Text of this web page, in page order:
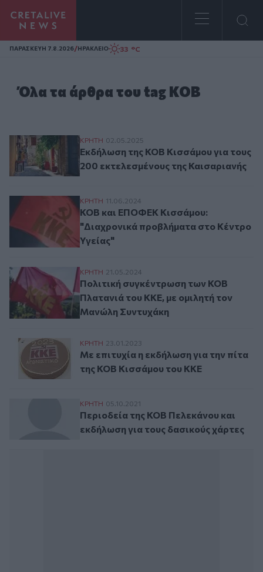
Homepage
ΠΑΡΑΣΚΕΥΗ 7.8.2026/ΗΡΑΚΛΕΙΟ 33 °C
Όλα τα άρθρα του tag ΚΟΒ
Εκδήλωση της ΚΟΒ Κισσάμου για τους
ΚΡΗΤΗ 02.05.2025
Εκδήλωση της ΚΟΒ Κισσάμου για τους
200 εκτελεσμένους της Καισαριανής
ΚΟΒ και ΕΠΟΦΕΚ Κισσάμου:
ΚΡΗΤΗ 11.06.2024
ΚΟΒ και ΕΠΟΦΕΚ Κισσάμου:
"Διαχρονικά προβλήματα στο Κέντρο
Υγείας"
Πολιτική συγκέντρωση των ΚΟΒ
ΚΡΗΤΗ 21.05.2024
Πολιτική συγκέντρωση των ΚΟΒ
Πλατανιά του ΚΚΕ, με ομιλητή τον
Μανώλη Συντυχάκη
Με επιτυχία η εκδήλωση για την πίτα
ΚΡΗΤΗ 23.01.2023
Με επιτυχία η εκδήλωση για την πίτα
της ΚΟΒ Κισσάμου του ΚΚΕ
Περιοδεία της ΚΟΒ Πελεκάνου και
ΚΡΗΤΗ 05.10.2021
Περιοδεία της ΚΟΒ Πελεκάνου και
εκδήλωση για τους δασικούς χάρτες